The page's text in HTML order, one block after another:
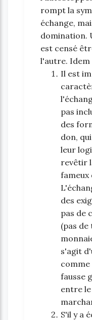
rompt la
échange,
domination.
est censé
l'autre.
Il est
pas
des
don,
leur
revêtir
fameux
des
pas de
(pas
s'agit
comme
fausse
entre
S'il y a